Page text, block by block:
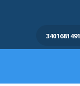
3401681491